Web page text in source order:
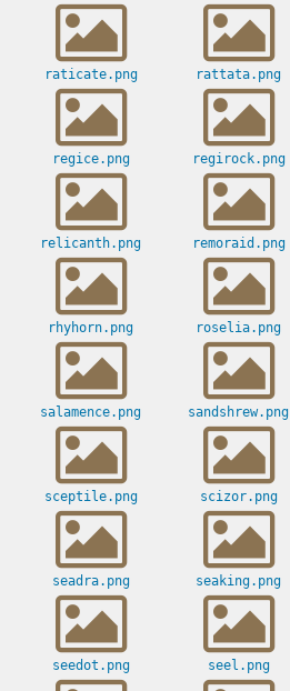
raticate.png rattata.png
regice.png regirock.png
relicanth.png remoraid.png
rhyhorn.png roselia.png
salamence.png sandshrew.png
sceptile.png scizor.png
seadra.png seaking.png
seedot.png seel.png